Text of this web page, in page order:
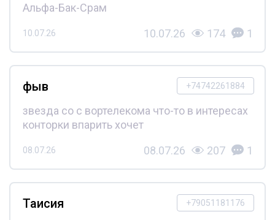
Альфа-Бак-Срам
10.07.26 10.07.26 174 1
+74742261884
фыв
звезда со с вортелекома что-то в интересах
конторки впарить хочет
08.07.26 08.07.26 207 1
+79051181176
Таисия